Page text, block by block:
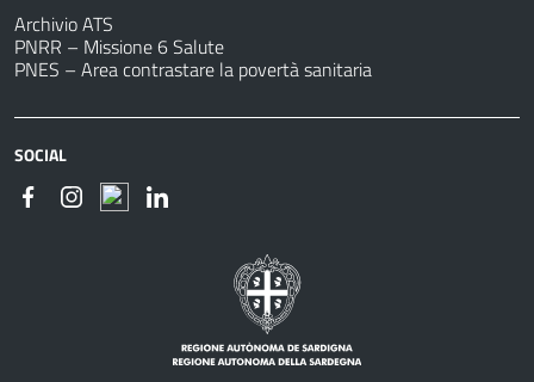
Archivio ATS
PNRR – Missione 6 Salute
PNES – Area contrastare la povertà sanitaria
SOCIAL